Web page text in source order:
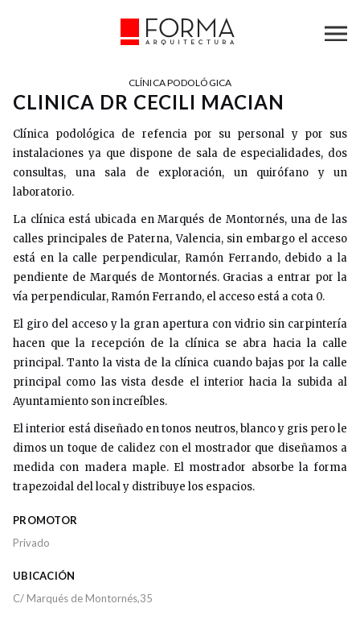
CLÍNICA PODOLÓGICA
CLINICA DR CECILI MACIAN
Clínica podológica de refencia por su personal y por sus
instalaciones ya que dispone de sala de especialidades, dos
consultas, una sala de exploración, un quirófano y un
laboratorio.
La clínica está ubicada en Marqués de Montornés, una de las
calles principales de Paterna, Valencia, sin embargo el acceso
está en la calle perpendicular, Ramón Ferrando, debido a la
pendiente de Marqués de Montornés. Gracias a entrar por la
vía perpendicular, Ramón Ferrando, el acceso está a cota 0.
El giro del acceso y la gran apertura con vidrio sin carpintería
hacen que la recepción de la clínica se abra hacia la calle
principal. Tanto la vista de la clínica cuando bajas por la calle
principal como las vista desde el interior hacia la subida al
Ayuntamiento son increíbles.
El interior está diseñado en tonos neutros, blanco y gris pero le
dimos un toque de calidez con el mostrador que diseñamos a
medida con madera maple. El mostrador absorbe la forma
trapezoidal del local y distribuye los espacios.
PROMOTOR
Privado
UBICACIÓN
C/ Marqués de Montornés,35